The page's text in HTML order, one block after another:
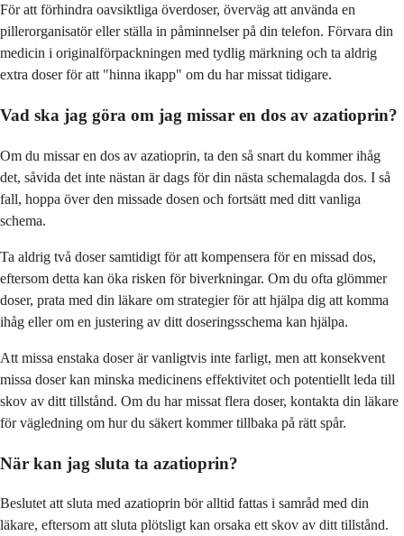
För att förhindra oavsiktliga överdoser, överväg att använda en
pillerorganisatör eller ställa in påminnelser på din telefon. Förvara din
medicin i originalförpackningen med tydlig märkning och ta aldrig
extra doser för att "hinna ikapp" om du har missat tidigare.
Vad ska jag göra om jag missar en dos av azatioprin?
Om du missar en dos av azatioprin, ta den så snart du kommer ihåg
det, såvida det inte nästan är dags för din nästa schemalagda dos. I så
fall, hoppa över den missade dosen och fortsätt med ditt vanliga
schema.
Ta aldrig två doser samtidigt för att kompensera för en missad dos,
eftersom detta kan öka risken för biverkningar. Om du ofta glömmer
doser, prata med din läkare om strategier för att hjälpa dig att komma
ihåg eller om en justering av ditt doseringsschema kan hjälpa.
Att missa enstaka doser är vanligtvis inte farligt, men att konsekvent
missa doser kan minska medicinens effektivitet och potentiellt leda till
skov av ditt tillstånd. Om du har missat flera doser, kontakta din läkare
för vägledning om hur du säkert kommer tillbaka på rätt spår.
När kan jag sluta ta azatioprin?
Beslutet att sluta med azatioprin bör alltid fattas i samråd med din
läkare, eftersom att sluta plötsligt kan orsaka ett skov av ditt tillstånd.